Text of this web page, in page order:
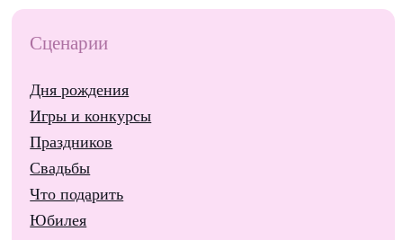
Сценарии
Дня рождения
Игры и конкурсы
Праздников
Свадьбы
Что подарить
Юбилея